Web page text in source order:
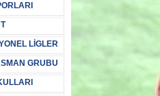
LİGLER
GRUBU